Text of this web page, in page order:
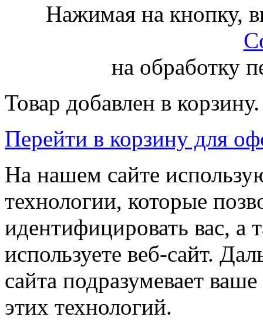
Нажимая на кнопку,
на обработку
Товар добавлен в корзину.
Перейти в корзину для
На нашем сайте
технологии, которые
идентифицировать вас, а
используете веб-сайт.
сайта подразумевает
этих технологий.